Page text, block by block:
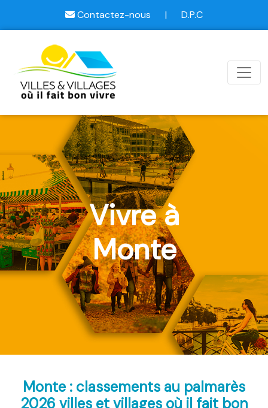
Contactez-nous | D.P.C
Vivre à
Monte
Monte : classements au palmarès
2026 villes et villages où il fait bon